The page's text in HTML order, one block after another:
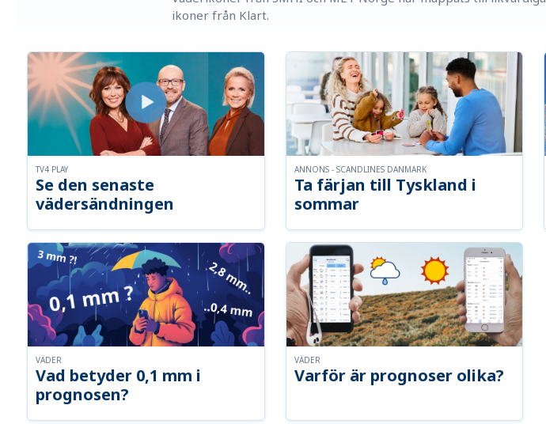
ikoner från Klart.
Se den senaste
vädersändningen
TV4 PLAY
Ta färjan till Tyskland i
sommar
ANNONS - SCANDLINES DANMARK
Vad betyder 0,1 mm i
prognosen?
VÄDER
Varför är prognoser olika?
VÄDER